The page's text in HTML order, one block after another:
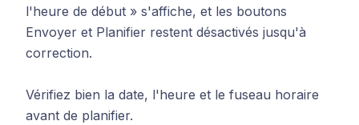
l'heure de début » s'affiche, et les boutons
Envoyer et Planifier restent désactivés jusqu'à
correction.
Vérifiez bien la date, l'heure et le fuseau horaire
avant de planifier.